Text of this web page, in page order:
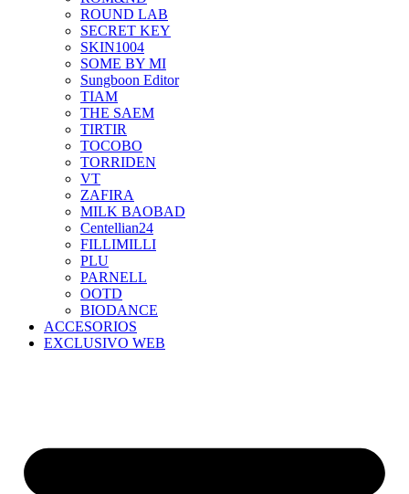
ROUND LAB
SECRET KEY
SKIN1004
SOME BY MI
Sungboon Editor
TIAM
THE SAEM
TIRTIR
TOCOBO
TORRIDEN
VT
ZAFIRA
MILK BAOBAD
Centellian24
FILLIMILLI
PLU
PARNELL
OOTD
BIODANCE
ACCESORIOS
EXCLUSIVO WEB